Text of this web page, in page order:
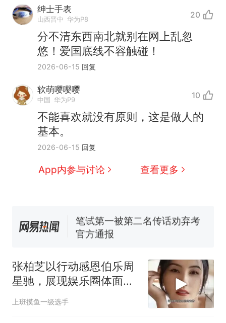
绅士手表
山西晋中 华为P8 20
分不清东西南北就别在网上乱忽
悠！爱国底线不容触碰！
2026-06-15 回复
软萌嘤嘤嘤
中国 华为P9 10
不能喜欢就没有原则，这是做人的
基本。
2026-06-15 回复
App内参与讨论 查看更多
热
新 费大厨“全国小炒肉大王”称
号，仅凭视频评出？中国烹饪
窝，原地守1天等它长大：挖了
140多朵
那个在床头放菜刀的女孩，因
来源：参考消息）
笔试第一被第二名传话劝弃考
官方通报
么？
张柏芝以行动感恩伯乐周
星驰，展现娱乐圈体面师
徒关系
上班摸鱼一级选手